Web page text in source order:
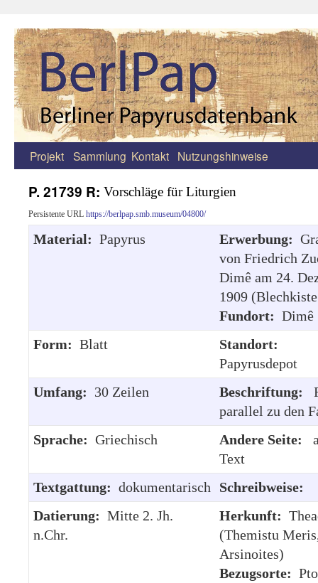
Zum
springen
Projekt Sammlung Kontakt Nutzungshinweise
P. 21739 R: Vorschläge für Liturgien
Persistente URL https://berlpap.smb.museum/04800/
Material: Papyrus Erwerbung:
von Friedrich
Dimê am 24.
1909
Fundort: Dimê
Form: Blatt
Standort:
Papyrusdepot
Umfang: 30 Zeilen Beschriftung:
parallel zu den
Sprache: Griechisch Andere Seite:
Text
Textgattung: dokumentarisch
Schreibweise:
Datierung: Mitte 2. Jh.
n.Chr.
Herkunft:
(Themistu
Arsinoites)
Bezugsorte: